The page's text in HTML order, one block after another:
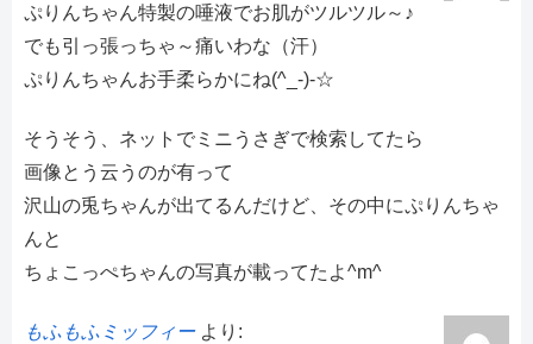
ぷりんちゃん特製の唾液でお肌がツルツル～♪
でも引っ張っちゃ～痛いわな（汗）
ぷりんちゃんお手柔らかにね(^_-)-☆
そうそう、ネットでミニうさぎで検索してたら
画像とう云うのが有って
沢山の兎ちゃんが出てるんだけど、その中にぷりんちゃ
んと
ちょこっぺちゃんの写真が載ってたよ^m^
もふもふミッフィー より: